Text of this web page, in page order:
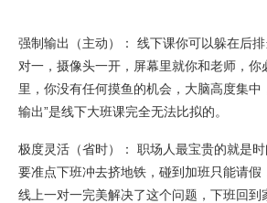
强制输出（主动）： 线下课你可以躲在后
对一，摄像头一开，屏幕里就你和老师，
里，你没有任何摸鱼的机会，大脑高度集中
输出”是线下大班课完全无法比拟的。
极度灵活（省时）： 职场人最宝贵的就是
要准点下班冲去挤地铁，碰到加班只能请假
线上一对一完美解决了这个问题，下班回到